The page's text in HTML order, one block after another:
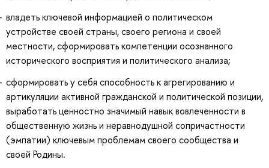
владеть ключевой информацией о политическом
устройстве своей страны, своего региона и своей
местности, сформировать компетенции осознанного
исторического восприятия и политического анализа;
сформировать у себя способность к агрегированию и
артикуляции активной гражданской и политической позиции,
выработать ценностно значимый навык вовлеченности в
общественную жизнь и неравнодушной сопричастности
(эмпатии) ключевым проблемам своего сообщества и
своей Родины.